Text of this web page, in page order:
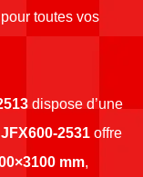
toutes vos
dispose d’une
JFX600-2531 offre
mm,